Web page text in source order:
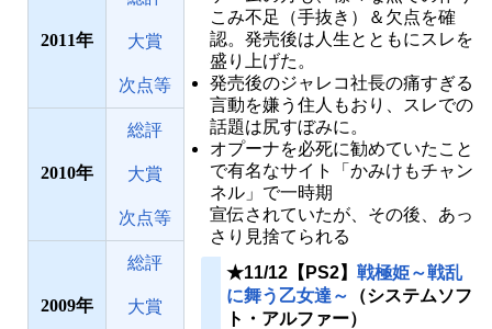
2011 大賞
次点等
2010
総評
大賞
次点等
2009
総評
大賞
こみ不足（手抜き）＆欠点を確
認。発売後は人生とともにスレを
盛り上げた。
発売後のジャレコ社長の痛すぎる
言動を嫌う住人もおり、スレでの
話題は尻すぼみに。
オプーナを必死に勧めていたこと
で有名なサイト「かみけもチャン
ネル」で一時期
宣伝されていたが、その後、あっ
さり見捨てられる
★11/12【PS2】 戦極姫～戦乱
に舞う乙女達～
（システムソフ
ト・アルファー）